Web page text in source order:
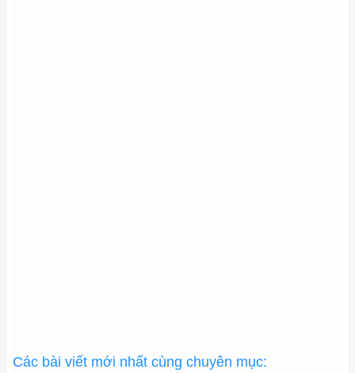
Các bài viết mới nhất cùng chuyên mục: